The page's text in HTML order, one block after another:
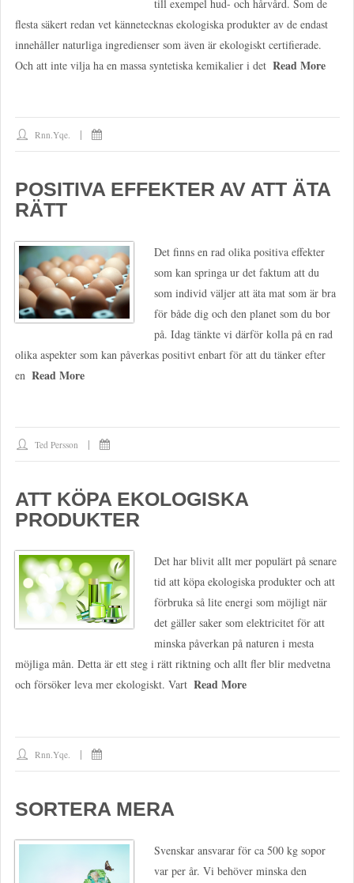
till exempel hud- och hårvård. Som de
flesta säkert redan vet kännetecknas ekologiska produkter av de endast
innehåller naturliga ingredienser som även är ekologiskt certifierade.
Och att inte vilja ha en massa syntetiska kemikalier i det Read More
Rnn.yqe.
POSITIVA EFFEKTER AV ATT ÄTA
RÄTT
Det finns en rad olika positiva effekter
som kan springa ur det faktum att du
som individ väljer att äta mat som är bra
för både dig och den planet som du bor
på. Idag tänkte vi därför kolla på en rad
olika aspekter som kan påverkas positivt enbart för att du tänker efter
en Read More
Ted Persson
ATT KÖPA EKOLOGISKA
PRODUKTER
Det har blivit allt mer populärt på senare
tid att köpa ekologiska produkter och att
förbruka så lite energi som möjligt när
det gäller saker som elektricitet för att
minska påverkan på naturen i mesta
möjliga mån. Detta är ett steg i rätt riktning och allt fler blir medvetna
och försöker leva mer ekologiskt. Vart Read More
Rnn.yqe.
SORTERA MERA
Svenskar ansvarar för ca 500 kg sopor
var per år. Vi behöver minska den